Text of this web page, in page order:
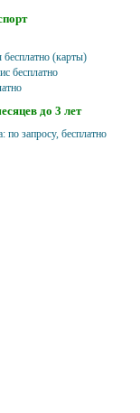
бесплатно (карты)
бесплатно
до 3 лет
по запросу, бесплатно